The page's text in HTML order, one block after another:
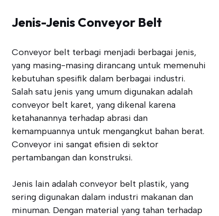
Jenis-Jenis Conveyor Belt
Conveyor belt terbagi menjadi berbagai jenis,
yang masing-masing dirancang untuk memenuhi
kebutuhan spesifik dalam berbagai industri.
Salah satu jenis yang umum digunakan adalah
conveyor belt karet, yang dikenal karena
ketahanannya terhadap abrasi dan
kemampuannya untuk mengangkut bahan berat.
Conveyor ini sangat efisien di sektor
pertambangan dan konstruksi.
Jenis lain adalah conveyor belt plastik, yang
sering digunakan dalam industri makanan dan
minuman. Dengan material yang tahan terhadap